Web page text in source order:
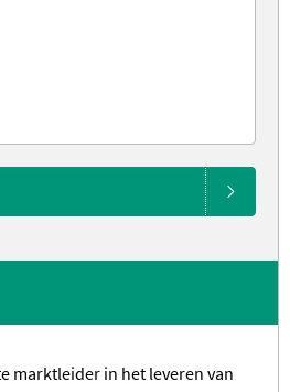
marktleider in het leveren van